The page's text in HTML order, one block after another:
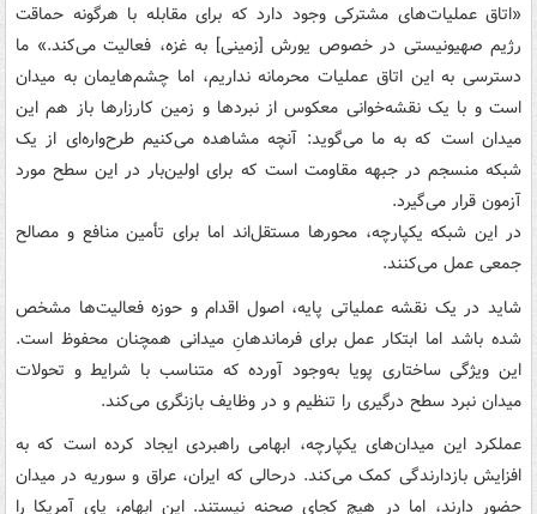
«اتاق عملیات‌های مشترکی وجود دارد که برای مقابله با هرگونه حماقت
رژیم صهیونیستی در خصوص یورش [زمینی] به غزه، فعالیت می‌کند.» ما
دسترسی به این اتاق عملیات محرمانه نداریم، اما چشم‌هایمان به میدان
است و با یک نقشه‌خوانی معکوس از نبردها و زمین کارزارها باز هم این
میدان است که به ما می‌گوید: آنچه مشاهده می‌کنیم طرح‌واره‌ای از یک
شبکه منسجم در جبهه مقاومت است که برای اولین‌بار در این سطح مورد
آزمون قرار می‌گیرد.
در این شبکه یکپارچه، محورها مستقل‌اند اما برای تأمین منافع و مصالح
جمعی عمل می‌کنند.
شاید در یک نقشه عملیاتی پایه، اصول اقدام و حوزه فعالیت‌ها مشخص
شده باشد اما ابتکار عمل برای فرماندهانِ میدانی همچنان محفوظ است.
این ویژگی ساختاری پویا به‌وجود آورده که متناسب با شرایط و تحولات
میدان نبرد سطح درگیری را تنظیم و در وظایف بازنگری می‌کند.
عملکرد این میدان‌های یکپارچه، ابهامی راهبردی ایجاد کرده است که به
افزایش بازدارندگی کمک می‌کند. درحالی که ایران، عراق و سوریه در میدان
حضور دارند، اما در هیچ‌ کجای صحنه نیستند. این ابهام، پای آمریکا را